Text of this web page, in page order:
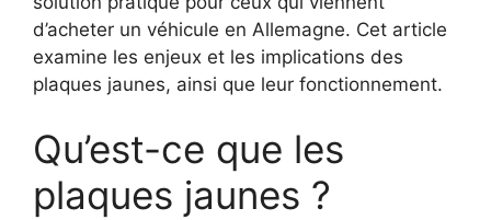
d’acheter un véhicule en Allemagne. Cet article
examine les enjeux et les implications des
plaques jaunes, ainsi que leur fonctionnement.
Qu’est-ce que les
plaques jaunes ?